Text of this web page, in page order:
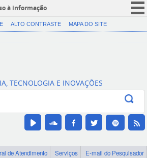
à informação
CORONAVÍRUS (COVID-19)
Canais
ALTO CONTRASTE MAPA DO SITE
TECNOLOGIA E INOVAÇÕES
de Atendimento Serviços
E-mail do Pesquisador